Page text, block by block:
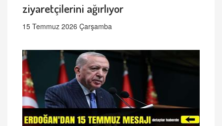
ziyaretçilerini ağırlıyor
15 Temmuz 2026 Çarşamba